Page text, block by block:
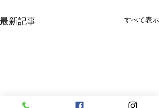
最新記事 すべて表示